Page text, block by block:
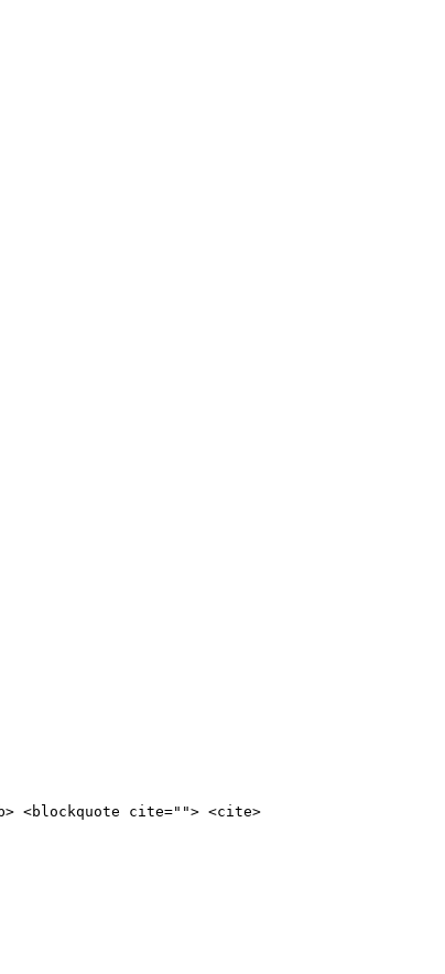
<blockquote cite=""> <cite>